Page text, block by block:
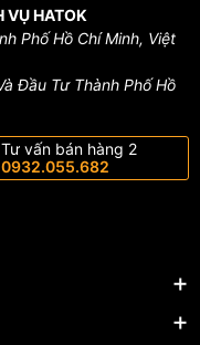
VỤ HATOK
Phố Hồ Chí Minh, Việt
Đầu Tư Thành Phố Hồ
Tư vấn bán hàng 2
0932.055.682